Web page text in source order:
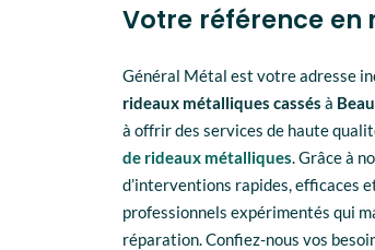
Votre référence
Général Métal est votre adresse
rideaux métalliques cassés à
à offrir des services de haute
de rideaux métalliques . Grâce à
d’interventions rapides, efficaces
professionnels expérimentés qui
réparation. Confiez-nous vos